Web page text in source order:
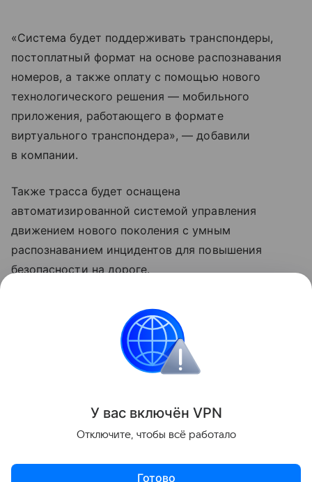
«Система будет поддерживать транспондеры,
постоплатный формат на основе распознавания
номеров, а также оплату с помощью нового
технологического решения — мобильного
приложения, работающего в формате
виртуального транспондера», — добавили
в компании.
Также трасса будет оснащена
автоматизированной системой управления
движением нового поколения с умным
распознаванием инцидентов для повышения
безопасности на дороге.
Кроме того, «Русдор телематика» также станет
центром компетенций по созданию, внедрению
и эксплуатации комплекса передовых цифровых
решений на основе искусственного интеллекта.
Поделиться
У вас включён VPN
Отключите, чтобы всё работало
Готово